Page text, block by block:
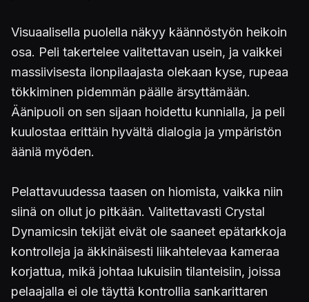
Visuaalisella puolella näkyy käännöstyön heikoin
osa. Peli takertelee valitettavan usein, ja vaikkei
massiivisesta ilonpilaajasta olekaan kyse, rupeaa
tökkiminen pidemmän päälle ärsyttämään.
Äänipuoli on sen sijaan hoidettu kunnialla, ja peli
kuulostaa erittäin hyvältä dialogia ja ympäristön
ääniä myöden.
Pelattavuudessa taasen on hiomista, vaikka niin
siinä on ollut jo pitkään. Valitettavasti Crystal
Dynamicsin tekijät eivät ole saaneet epätarkkoja
kontrolleja ja äkkinäisesti liikahtelevaa kameraa
korjattua, mikä johtaa lukuisiin tilanteisiin, joissa
pelaajalla ei ole täyttä kontrollia sankarittaren